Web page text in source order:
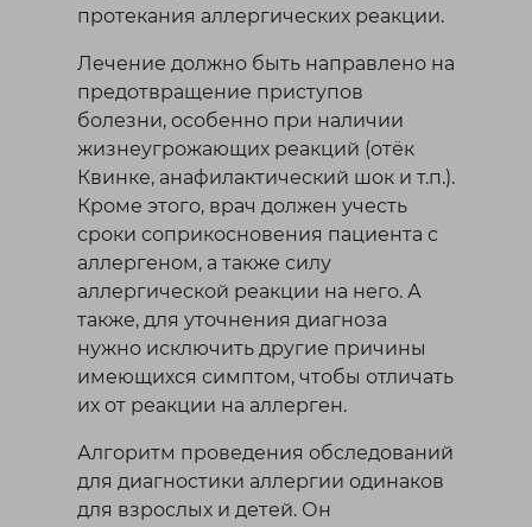
протекания аллергических реакции.
Лечение должно быть направлено на
предотвращение приступов
болезни, особенно при наличии
жизнеугрожающих реакций (отёк
Квинке, анафилактический шок и т.п.).
Кроме этого, врач должен учесть
сроки соприкосновения пациента с
аллергеном, а также силу
аллергической реакции на него. А
также, для уточнения диагноза
нужно исключить другие причины
имеющихся симптом, чтобы отличать
их от реакции на аллерген.
Алгоритм проведения обследований
для диагностики аллергии одинаков
для взрослых и детей. Он